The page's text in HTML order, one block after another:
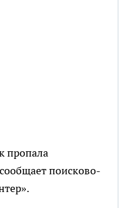
пропала
поисково-